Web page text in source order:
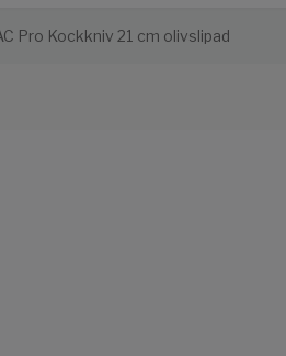
Pro Kockkniv 21 cm olivslipad